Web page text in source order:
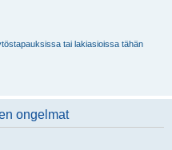
tai lakiasioissa tähän
ongelmat